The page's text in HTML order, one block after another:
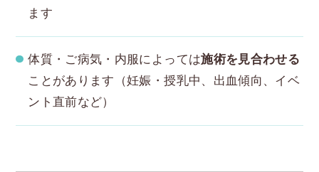
ます
体質・ご病気・内服によっては施術を見合わせる
ことがあります（妊娠・授乳中、出血傾向、イベ
ント直前など）